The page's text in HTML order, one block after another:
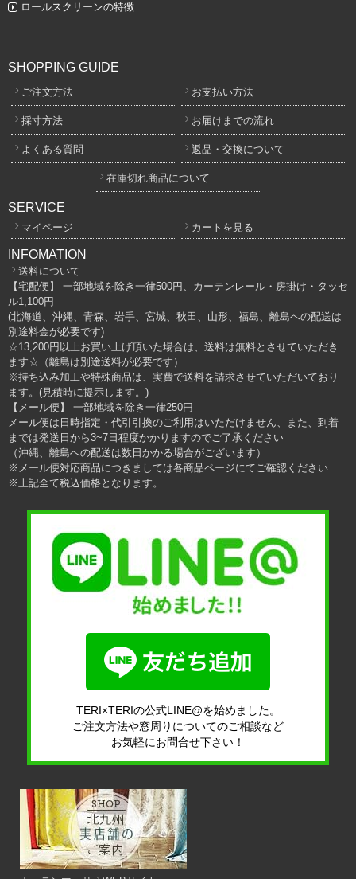
ロールスクリーンの特徴
SHOPPING GUIDE
ご注文方法 お支払い方法
採寸方法 お届けまでの流れ
よくある質問 返品・交換について
在庫切れ商品について
SERVICE
マイページ カートを見る
INFOMATION
送料について
【宅配便】 一部地域を除き一律500円、カーテンレール・房掛け・タッセ
ル1,100円
(北海道、沖縄、青森、岩手、宮城、秋田、山形、福島、離島への配送は
別途料金が必要です)
☆13,200円以上お買い上げ頂いた場合は、送料は無料とさせていただき
ます☆（離島は別途送料が必要です）
※持ち込み加工や特殊商品は、実費で送料を請求させていただいており
ます。(見積時に提示します。)
【メール便】 一部地域を除き一律250円
メール便は日時指定・代引引換のご利用はいただけません、また、到着
までは発送日から3~7日程度かかりますのでご了承ください
（沖縄、離島への配送は数日かかる場合がございます）
※メール便対応商品につきましては各商品ページにてご確認ください
※上記全て税込価格となります。
TERI×TERIの公式LINE@を始めました。
ご注文方法や窓周りについてのご相談など
お気軽にお問合せ下さい！